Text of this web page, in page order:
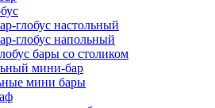
глобус настольный
глобус напольный
бары со столиком
мини-бар
мини бары